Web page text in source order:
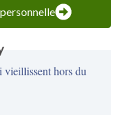
vieillissent hors du